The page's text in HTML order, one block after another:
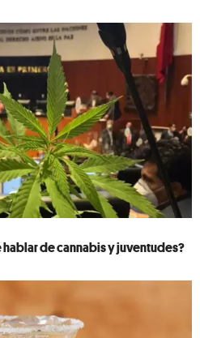
de cannabis y juventudes?